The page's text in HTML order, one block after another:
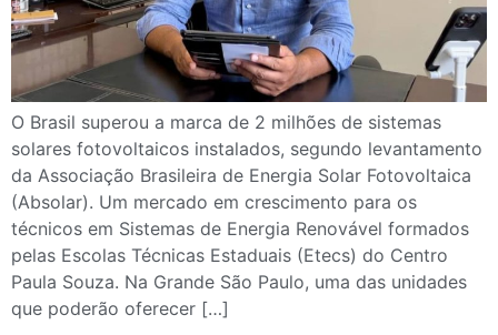
O Brasil superou a marca de 2 milhões de sistemas
solares fotovoltaicos instalados, segundo levantamento
da Associação Brasileira de Energia Solar Fotovoltaica
(Absolar). Um mercado em crescimento para os
técnicos em Sistemas de Energia Renovável formados
pelas Escolas Técnicas Estaduais (Etecs) do Centro
Paula Souza. Na Grande São Paulo, uma das unidades
que poderão oferecer […]